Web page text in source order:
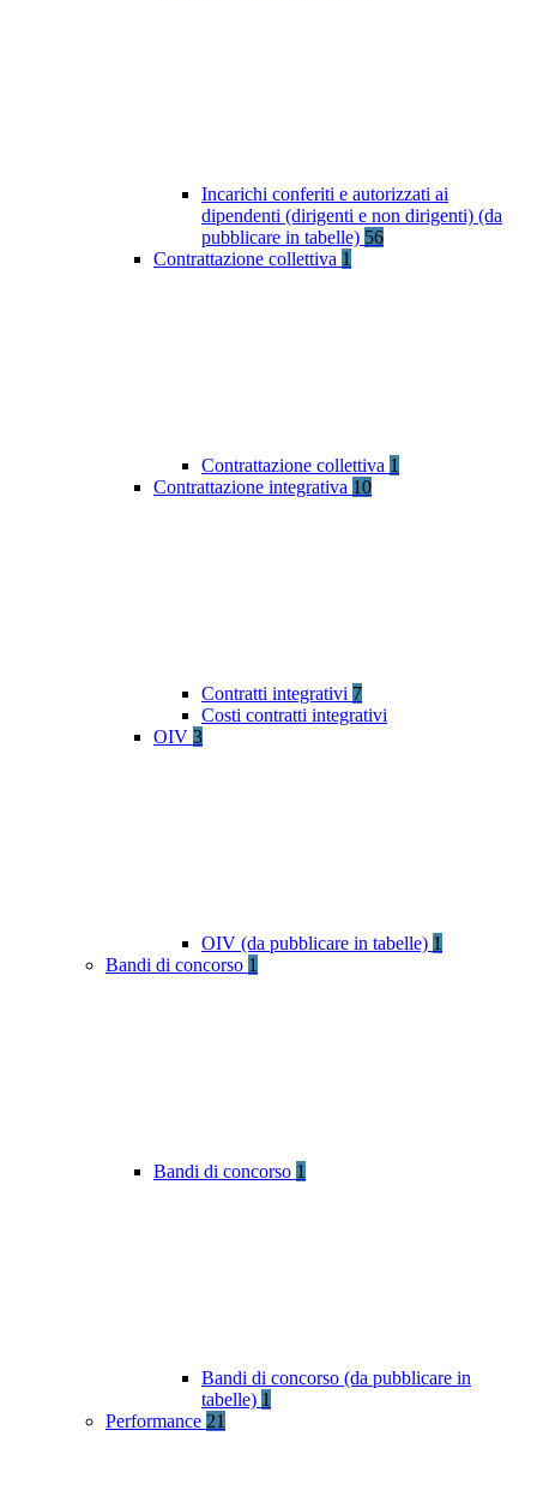
Incarichi conferiti e autorizzati ai
dipendenti (dirigenti e non dirigenti) (da
pubblicare in tabelle) 56
Contrattazione collettiva 1
Contrattazione collettiva 1
Contrattazione integrativa 10
Contratti integrativi 7
Costi contratti integrativi
OIV 3
OIV (da pubblicare in tabelle) 1
Bandi di concorso 1
Bandi di concorso 1
Bandi di concorso (da pubblicare in
tabelle) 1
Performance 21